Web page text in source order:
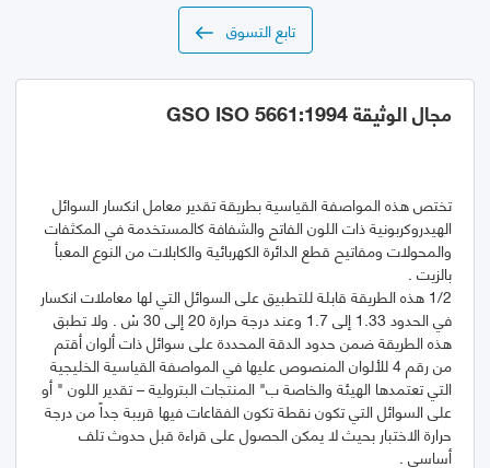
تابع التسوق
مجال الوثيقة GSO ISO 5661:1994
تختص هذه المواصفة القياسية بطريقة تقدير معامل انكسار السوائل
الهيدروكربونية ذات اللون الفاتح والشفافة كالمستخدمة في المكثفات
والمحولات ومفاتيح قطع الدائرة الكهربائية والكابلات من النوع المعبأ
1/2 هذه الطريقة قابلة للتطبيق على السوائل التي لها معاملات انكسار
في الحدود 1.33 إلى 1.7 وعند درجة حرارة 20 إلى 30 سْ . ولا تطبق
هذه الطريقة ضمن حدود الدقة المحددة على سوائل ذات ألوان أقتم
من رقم 4 للألوان المنصوص عليها في المواصفة القياسية الخليجية
التي تعتمدها الهيئة والخاصة ب" المنتجات البترولية – تقدير اللون " أو
على السوائل التي تكون نقطة تكون الفقاعات فيها قريبة جداً من درجة
حرارة الاختبار بحيث لا يمكن الحصول على قراءة قبل حدوث تلف